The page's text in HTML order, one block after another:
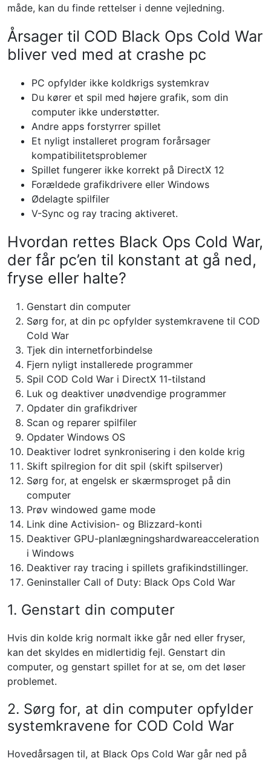
måde, kan du finde rettelser i denne vejledning.
Årsager til COD Black Ops Cold War
bliver ved med at crashe pc
PC opfylder ikke koldkrigs systemkrav
Du kører et spil med højere grafik, som din
computer ikke understøtter.
Andre apps forstyrrer spillet
Et nyligt installeret program forårsager
kompatibilitetsproblemer
Spillet fungerer ikke korrekt på DirectX 12
Forældede grafikdrivere eller Windows
Ødelagte spilfiler
V-Sync og ray tracing aktiveret.
Hvordan rettes Black Ops Cold War,
der får pc’en til konstant at gå ned,
fryse eller halte?
Genstart din computer
Sørg for, at din pc opfylder systemkravene til COD
Cold War
Tjek din internetforbindelse
Fjern nyligt installerede programmer
Spil COD Cold War i DirectX 11-tilstand
Luk og deaktiver unødvendige programmer
Opdater din grafikdriver
Scan og reparer spilfiler
Opdater Windows OS
Deaktiver lodret synkronisering i den kolde krig
Skift spilregion for dit spil (skift spilserver)
Sørg for, at engelsk er skærmsproget på din
computer
Prøv windowed game mode
Link dine Activision- og Blizzard-konti
Deaktiver GPU-planlægningshardwareacceleration
i Windows
Deaktiver ray tracing i spillets grafikindstillinger.
Geninstaller Call of Duty: Black Ops Cold War
1. Genstart din computer
Hvis din kolde krig normalt ikke går ned eller fryser,
kan det skyldes en midlertidig fejl. Genstart din
computer, og genstart spillet for at se, om det løser
problemet.
2. Sørg for, at din computer opfylder
systemkravene for COD Cold War
Hovedårsagen til, at Black Ops Cold War går ned på